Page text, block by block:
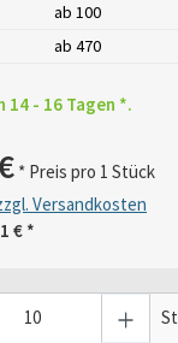
ab 100
ab 470
14 - 16 Tagen *.
* Preis pro 1 Stück
Versandkosten
€ *